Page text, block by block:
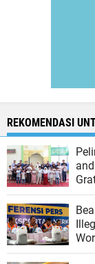
REKOMENDASI